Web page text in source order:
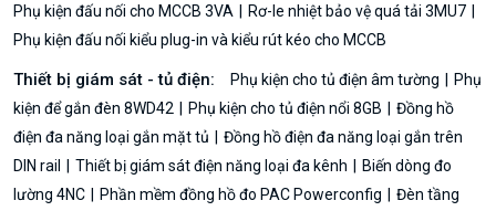
Phụ kiện đấu nối cho MCCB 3VA
Rơ-le nhiệt bảo vệ quá tải 3MU7
Phụ kiện đấu nối kiểu plug-in và kiểu rút kéo cho MCCB
Thiết bị giám sát - tủ điện: Phụ kiện cho tủ điện âm tường
Phụ
kiện để gắn đèn 8WD42
Phụ kiện cho tủ điện nổi 8GB
Đồng hồ
điện đa năng loại gắn mặt tủ
Đồng hồ điện đa năng loại gắn trên
DIN rail
Thiết bị giám sát điện năng loại đa kênh
Biến dòng đo
lường 4NC
Phần mềm đồng hồ đo PAC Powerconfig Đèn tầng